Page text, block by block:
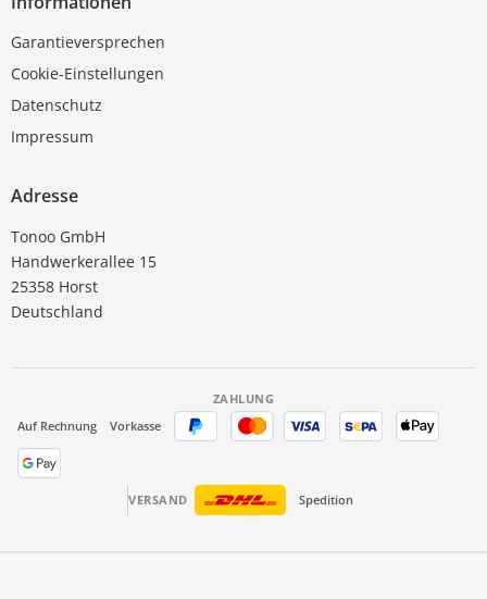
Garantieversprechen
Cookie-Einstellungen
Datenschutz
Impressum
Adresse
Tonoo GmbH
Handwerkerallee 15
25358 Horst
Deutschland
ZAHLUNG
Auf Rechnung
Vorkasse
VERSAND Spedition